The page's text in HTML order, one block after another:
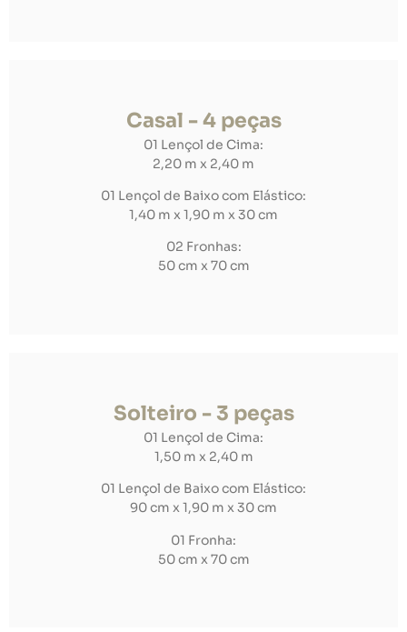
Casal - 4 peças
01 Lençol de Cima:
2,20 m x 2,40 m
01 Lençol de Baixo com Elástico:
1,40 m x 1,90 m x 30 cm
02 Fronhas:
50 cm x 70 cm
Solteiro - 3 peças
01 Lençol de Cima:
1,50 m x 2,40 m
01 Lençol de Baixo com Elástico:
90 cm x 1,90 m x 30 cm
01 Fronha:
50 cm x 70 cm